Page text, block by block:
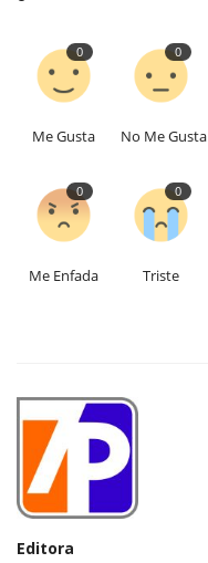
0
Me Gusta
0
No Me Gusta
0
Me Enfada
0
Triste
Editora